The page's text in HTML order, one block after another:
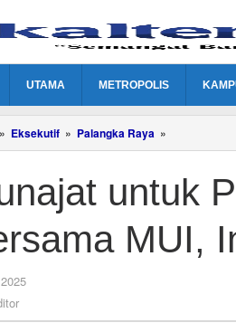
UTAMA METROPOLIS
» Eksekutif » Palangka Raya »
untuk
Raya
Maslahat
MUI,
Ini
Agendanya
untuk
MUI,